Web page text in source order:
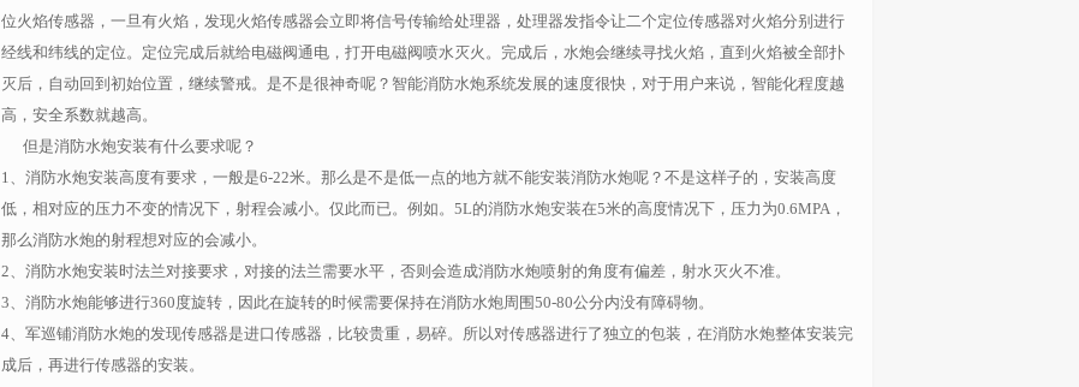
位火焰传感器，一旦有火焰，发现火焰传感器会立即将信号传输给处理器，处理器发指令让二个定位传感器对火焰分别进行
经线和纬线的定位。定位完成后就给电磁阀通电，打开电磁阀喷水灭火。完成后，水炮会继续寻找火焰，直到火焰被全部扑
灭后，自动回到初始位置，继续警戒。 是不是很神奇呢？智能消防水炮系统发展的速度很快，对于用户来说，智能化程度越
高，安全系数就越高。
但是消防水炮安装有什么要求呢？
1、 消防水炮安装高度有要求，一般是6-22米。那么是不是低一点的地方就不能安装消防水炮呢？不是这样子的，安装高度
低，相对应的压力不变的情况下，射程会减小。仅此而已。例如。 5L的消防水炮安装在5米的高度情况下，压力为0.6MPA，
那么消防水炮的射程想对应的会减小。
2、 消防水炮安装时法兰对接要求，对接的法兰需要水平，否则会造成消防水炮喷射的角度有偏差，射水灭火不准。
3、 消防水炮能够进行360度旋转，因此在旋转的时候需要保持在消防水炮周围50-80公分内没有障碍物。
4、 军巡铺消防水炮的发现传感器是进口传感器，比较贵重，易碎。所以对传感器进行了独立的包装，在消防水炮整体安装完
成后，再进行传感器的安装。